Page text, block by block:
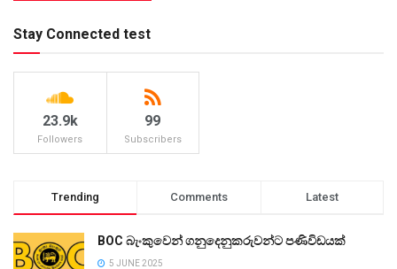
Stay Connected test
23.9k
Followers
99
Subscribers
Trending Comments Latest
BOC බැංකුවෙන් ගනුදෙනුකරුවන්ට පණිවිඩයක්
5 JUNE 2025